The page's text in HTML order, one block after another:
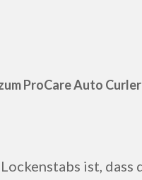
ProCare Auto Curler